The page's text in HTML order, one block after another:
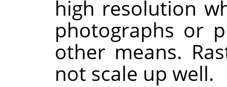
high resolution
photographs or
other means.
not scale up well.